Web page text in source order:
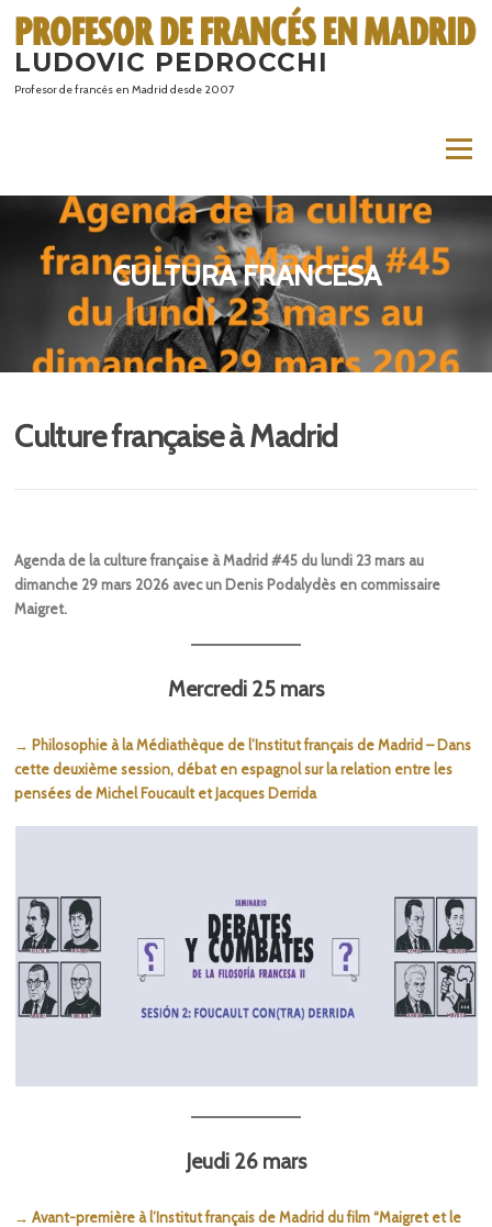
contenido
LUDOVIC PEDROCCHI
Profesor de francés en Madrid desde 2007
Menú
CULTURA FRANCESA
Culture française à Madrid
Agenda de la culture française à Madrid #45 du lundi 23 mars au
dimanche 29 mars 2026 avec un Denis Podalydès en commissaire
Maigret.
Mercredi 25 mars
→ Philosophie à la Médiathèque de l’Institut français de Madrid – Dans
cette deuxième session, débat en espagnol sur la relation entre les
pensées de Michel Foucault et Jacques Derrida
Jeudi 26 mars
→ Avant-première à l’Institut français de Madrid du film “Maigret et le